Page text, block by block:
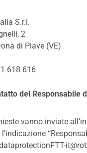
S.r.l.
2
di Piave (VE)
618 616
del Responsabile
vanno inviate